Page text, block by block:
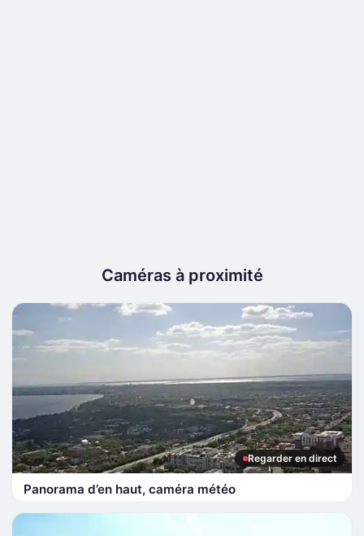
Caméras à proximité
Regarder en direct
Panorama d’en haut, caméra météo